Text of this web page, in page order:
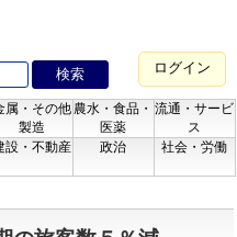
ログイン
属・その他
製造
農水・食品・
医薬
流通・サービ
ス
設・不動産 政治 社会・労働